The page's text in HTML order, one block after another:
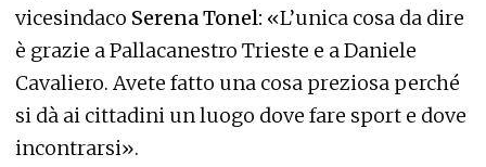
vicesindaco Serena Tonel: «L’unica cosa da dire
è grazie a Pallacanestro Trieste e a Daniele
Cavaliero. Avete fatto una cosa preziosa perché
si dà ai cittadini un luogo dove fare sport e dove
incontrarsi».